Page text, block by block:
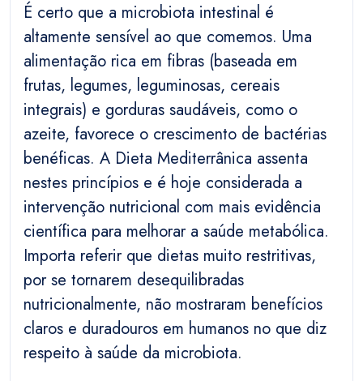
É certo que a microbiota intestinal é
altamente sensível ao que comemos. Uma
alimentação rica em fibras (baseada em
frutas, legumes, leguminosas, cereais
integrais) e gorduras saudáveis, como o
azeite, favorece o crescimento de bactérias
benéficas. A Dieta Mediterrânica assenta
nestes princípios e é hoje considerada a
intervenção nutricional com mais evidência
científica para melhorar a saúde metabólica.
Importa referir que dietas muito restritivas,
por se tornarem desequilibradas
nutricionalmente, não mostraram benefícios
claros e duradouros em humanos no que diz
respeito à saúde da microbiota.